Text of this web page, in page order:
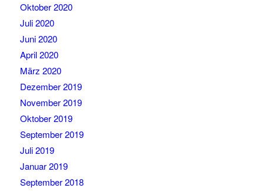
Oktober 2020
Juli 2020
Juni 2020
April 2020
März 2020
Dezember 2019
November 2019
Oktober 2019
September 2019
Juli 2019
Januar 2019
September 2018